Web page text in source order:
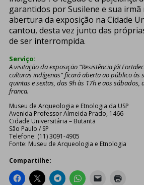
garantidos por Susilene e sua irmã
abertura da exposição na Cidade
cantou, desta vez junto das
de ser interrompida.
Serviço:
A visitação da exposição “Resistência Já!
culturas indígenas” ficará aberta ao público às
quintas e sextas, das 9h às 17h e aos sábados,
franca.
Museu de Arqueologia e Etnologia da USP
Avenida Professor Almeida Prado, 1466
Cidade Universitária – Butantã
São Paulo / SP
Telefone: (11) 3091-4905
Fonte: Museu de Arqueologia e Etnologia
Compartilhe: